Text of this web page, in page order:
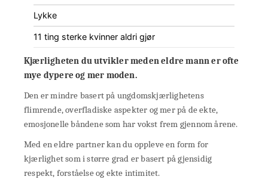
Lykke
11 ting sterke kvinner aldri gjør
Kjærligheten du utvikler meden eldre manner ofte
mye dypere og mer moden.
Den er mindre basert på ungdomskjærlighetens
flimrende, overfladiske aspekter og mer på de ekte,
emosjonelle båndene som har vokst frem gjennom årene.
Med en eldre partner kan du oppleve en form for
kjærlighet som i større grad er basert på gjensidig
respekt, forståelse og ekte intimitet.